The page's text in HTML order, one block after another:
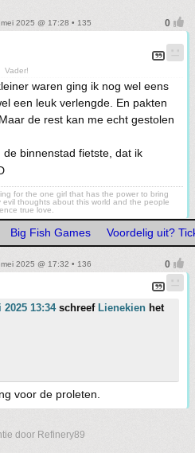
2025 @ 17:28 • 135
Vader!
waren ging ik nog wel eens
een leuk verlengde. En pakten
de rest kan me echt gestolen
binnenstad fietste, dat ik
for the one girl that has the power to bring
thoughts about this world and the people
true love.
Big Fish Games Voordelig uit?
2025 @ 17:32 • 136
13:34schreef Lienekien het
voor de proleten.
door Refinery89